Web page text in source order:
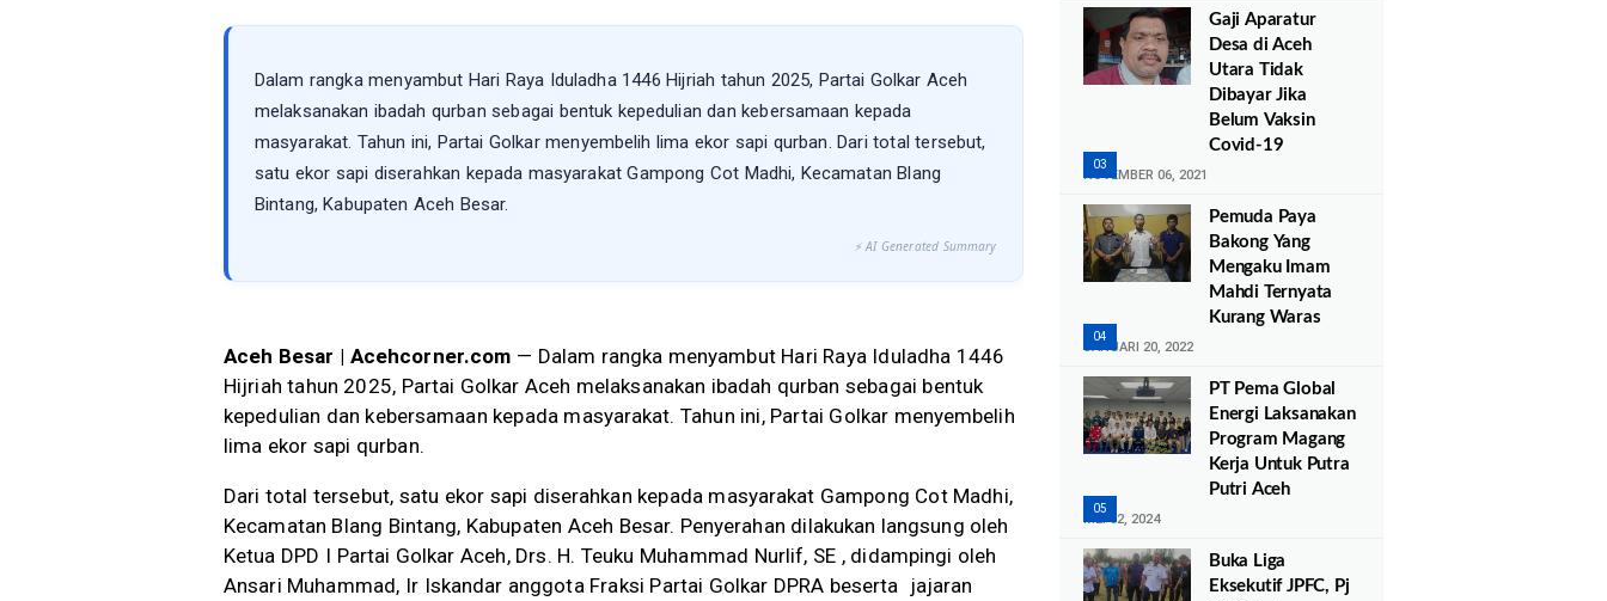
Dalam rangka menyambut Hari Raya Iduladha 1446 Hijriah tahun 2025, Partai Golkar Aceh
melaksanakan ibadah qurban sebagai bentuk kepedulian dan kebersamaan kepada
masyarakat. Tahun ini, Partai Golkar menyembelih lima ekor sapi qurban. Dari total tersebut,
satu ekor sapi diserahkan kepada masyarakat Gampong Cot Madhi, Kecamatan Blang
Bintang, Kabupaten Aceh Besar.
⚡ AI Generated Summary
Aceh Besar | Acehcorner.com — Dalam rangka menyambut Hari Raya Iduladha 1446
Hijriah tahun 2025, Partai Golkar Aceh melaksanakan ibadah qurban sebagai bentuk
kepedulian dan kebersamaan kepada masyarakat. Tahun ini, Partai Golkar menyembelih
lima ekor sapi qurban.
Dari total tersebut, satu ekor sapi diserahkan kepada masyarakat Gampong Cot Madhi,
Kecamatan Blang Bintang, Kabupaten Aceh Besar. Penyerahan dilakukan langsung oleh
Ketua DPD I Partai Golkar Aceh, Drs. H. Teuku Muhammad Nurlif, SE , didampingi oleh
Ansari Muhammad, Ir Iskandar anggota Fraksi Partai Golkar DPRA beserta jajaran
Gaji Aparatur
Desa di Aceh
Utara Tidak
Dibayar Jika
Belum Vaksin
Covid-19
NOVEMBER 06, 2021
Pemuda Paya
Bakong Yang
Mengaku Imam
Mahdi Ternyata
Kurang Waras
JANUARI 20, 2022
PT Pema Global
Energi Laksanakan
Program Magang
Kerja Untuk Putra
Putri Aceh
MEI 02, 2024
Buka Liga
Eksekutif JPFC, Pj